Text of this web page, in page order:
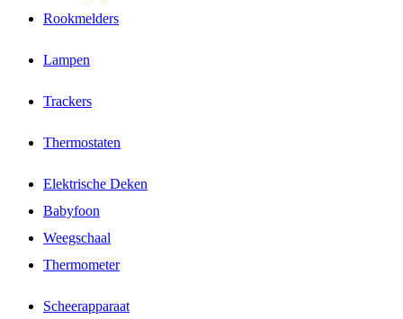
Rookmelders
Lampen
Trackers
Thermostaten
Elektrische Deken
Babyfoon
Weegschaal
Thermometer
Scheerapparaat